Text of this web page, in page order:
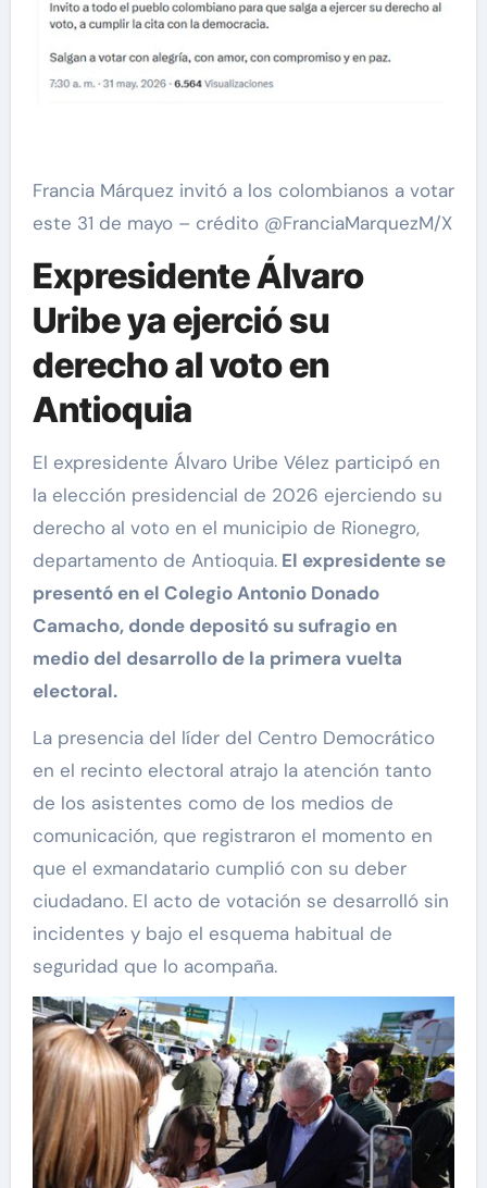
Francia Márquez invitó a los colombianos a votar
este 31 de mayo – crédito @FranciaMarquezM/X
Expresidente Álvaro
Uribe ya ejerció su
derecho al voto en
Antioquia
El expresidente Álvaro Uribe Vélez participó en
la elección presidencial de 2026 ejerciendo su
derecho al voto en el municipio de Rionegro,
departamento de Antioquia.El expresidente se
presentó en el Colegio Antonio Donado
Camacho, donde depositó su sufragio en
medio del desarrollo de la primera vuelta
electoral.
La presencia del líder del Centro Democrático
en el recinto electoral atrajo la atención tanto
de los asistentes como de los medios de
comunicación, que registraron el momento en
que el exmandatario cumplió con su deber
ciudadano. El acto de votación se desarrolló sin
incidentes y bajo el esquema habitual de
seguridad que lo acompaña.